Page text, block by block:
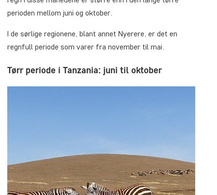
perioden mellom juni og oktober.
I de sørlige regionene, blant annet Nyerere, er det en
regnfull periode som varer fra november til mai.
Tørr periode i Tanzania: juni til oktober